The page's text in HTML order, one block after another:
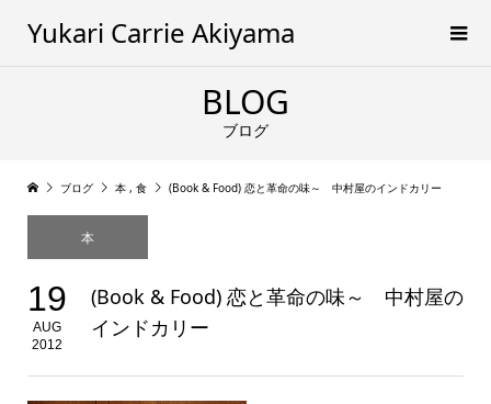
Yukari Carrie Akiyama
BLOG
ブログ
ブログ 本 , 食 (Book & Food) 恋と革命の味～ 中村屋のインドカリー
本
19
AUG
2012
(Book & Food) 恋と革命の味～ 中村屋の
インドカリー